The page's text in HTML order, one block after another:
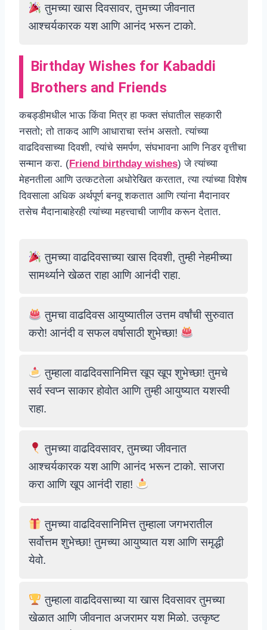
तुमच्या खास दिवसावर, तुमच्या जीवनात
आश्चर्यकारक यश आणि आनंद भरून टाको.
Birthday Wishes for Kabaddi
Brothers and Friends
कबड्डीमधील भाऊ किंवा मित्र हा फक्त संघातील सहकारी
नसतो; तो ताकद आणि आधाराचा स्तंभ असतो. त्यांच्या
वाढदिवसाच्या दिवशी, त्यांचे समर्पण, संघभावना आणि निडर वृत्तीचा
सन्मान करा. (Friend birthday wishes) जे त्यांच्या
मेहनतीला आणि उत्कटतेला अधोरेखित करतात, त्या त्यांच्या विशेष
दिवसाला अधिक अर्थपूर्ण बनवू शकतात आणि त्यांना मैदानावर
तसेच मैदानाबाहेरही त्यांच्या महत्त्वाची जाणीव करून देतात.
तुमच्या वाढदिवसाच्या खास दिवशी, तुम्ही नेहमीच्या
सामर्थ्याने खेळत राहा आणि आनंदी राहा.
तुमचा वाढदिवस आयुष्यातील उत्तम वर्षांची सुरुवात
करो! आनंदी व सफल वर्षासाठी शुभेच्छा!
तुम्हाला वाढदिवसानिमित्त खूप खूप शुभेच्छा! तुमचे
सर्व स्वप्न साकार होवोत आणि तुम्ही आयुष्यात यशस्वी
राहा.
तुमच्या वाढदिवसावर, तुमच्या जीवनात
आश्चर्यकारक यश आणि आनंद भरून टाको. साजरा
करा आणि खूप आनंदी राहा!
तुमच्या वाढदिवसानिमित्त तुम्हाला जगभरातील
सर्वोत्तम शुभेच्छा! तुमच्या आयुष्यात यश आणि समृद्धी
येवो.
तुम्हाला वाढदिवसाच्या या खास दिवसावर तुमच्या
खेळात आणि जीवनात अजरामर यश मिळो. उत्कृष्ट